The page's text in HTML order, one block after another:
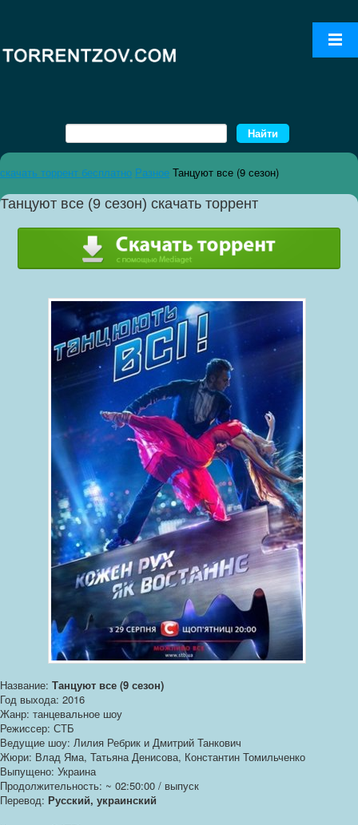
скачать торрент бесплатно Разное Танцуют все (9 сезон)
Танцуют все (9 сезон) скачать торрент
Название: Танцуют все (9 сезон)
Год выхода: 2016
Жанр: танцевальное шоу
Режиссер: СТБ
Ведущие шоу: Лилия Ребрик и Дмитрий Танкович
Жюри: Влад Яма, Татьяна Денисова, Константин Томильченко
Выпущено: Украина
Продолжительность: ~ 02:50:00 / выпуск
Перевод: Русский, украинский